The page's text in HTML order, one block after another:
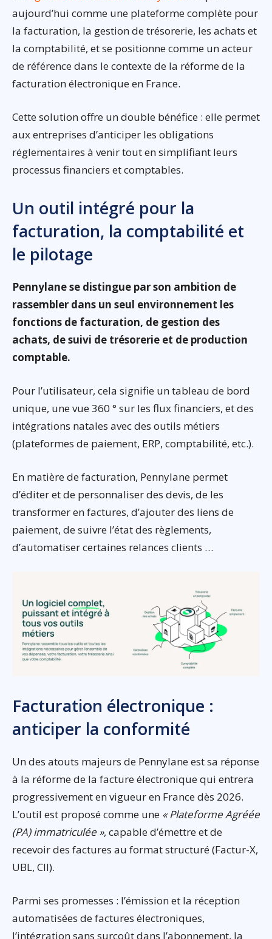
aujourd’hui comme une plateforme complète pour
la facturation, la gestion de trésorerie, les achats et
la comptabilité, et se positionne comme un acteur
de référence dans le contexte de la réforme de la
facturation électronique en France.
Cette solution offre un double bénéfice : elle permet
aux entreprises d’anticiper les obligations
réglementaires à venir tout en simplifiant leurs
processus financiers et comptables.
Un outil intégré pour la
facturation, la comptabilité et
le pilotage
Pennylane se distingue par son ambition de
rassembler dans un seul environnement les
fonctions de facturation, de gestion des
achats, de suivi de trésorerie et de production
comptable.
Pour l’utilisateur, cela signifie un tableau de bord
unique, une vue 360 ° sur les flux financiers, et des
intégrations natales avec des outils métiers
(plateformes de paiement, ERP, comptabilité, etc.).
En matière de facturation, Pennylane permet
d’éditer et de personnaliser des devis, de les
transformer en factures, d’ajouter des liens de
paiement, de suivre l’état des règlements,
d’automatiser certaines relances clients …
Facturation électronique :
anticiper la conformité
Un des atouts majeurs de Pennylane est sa réponse
à la réforme de la facture électronique qui entrera
progressivement en vigueur en France dès 2026.
L’outil est proposé comme une « Plateforme Agréée
(PA) immatriculée », capable d’émettre et de
recevoir des factures au format structuré (Factur-X,
UBL, CII).
Parmi ses promesses : l’émission et la réception
automatisées de factures électroniques,
l’intégration sans surcoût dans l’abonnement, la